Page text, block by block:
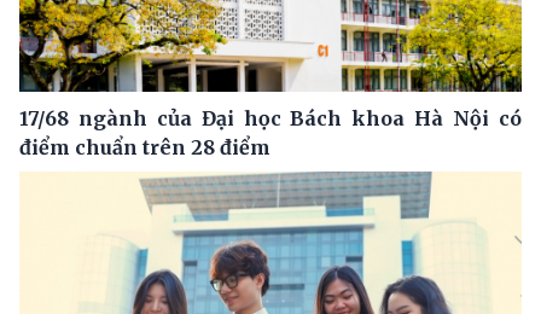
17/68 ngành của Đại học Bách khoa Hà Nội có
điểm chuẩn trên 28 điểm